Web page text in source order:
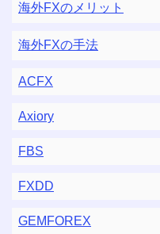
海外FXのメリット
海外FXの手法
ACFX
Axiory
FBS
FXDD
GEMFOREX